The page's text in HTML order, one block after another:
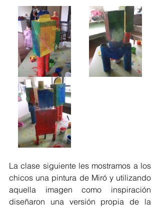
La clase siguiente les mostramos a los
chicos una pintura de Miró y utilizando
aquella imagen como inspiración
diseñaron una versión propia de la